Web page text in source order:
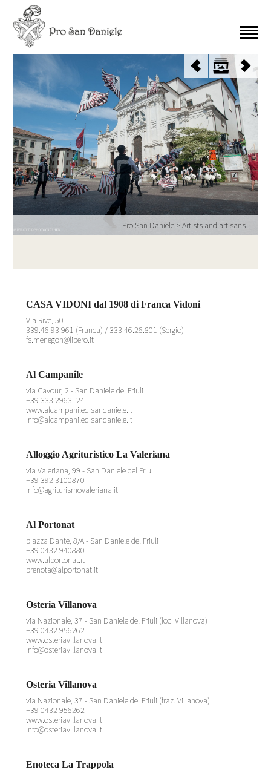
Pro San Daniele>Artists and artisans
CASA VIDONI dal 1908 di Franca Vidoni
Via Rive, 50
339.46.93.961 (Franca) / 333.46.26.801 (Sergio)
fs.menegon@libero.it
Al Campanile
via Cavour, 2 - San Daniele del Friuli
+39 333 2963124
www.alcampaniledisandaniele.it
info@alcampaniledisandaniele.it
Alloggio Agrituristico La Valeriana
via Valeriana, 99 - San Daniele del Friuli
+39 392 3100870
info@agriturismovaleriana.it
Al Portonat
piazza Dante, 8/A - San Daniele del Friuli
+39 0432 940880
www.alportonat.it
prenota@alportonat.it
Osteria Villanova
via Nazionale, 37 - San Daniele del Friuli (loc. Villanova)
+39 0432 956262
www.osteriavillanova.it
info@osteriavillanova.it
Osteria Villanova
via Nazionale, 37 - San Daniele del Friuli (fraz. Villanova)
+39 0432 956262
www.osteriavillanova.it
info@osteriavillanova.it
Enoteca La Trappola